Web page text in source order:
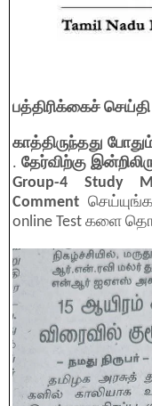
பத்திரிக்கைச் செய்தி
காத்திருந்தது
. தேர்விற்கு
Group-4 Study
Comment
online Test களை